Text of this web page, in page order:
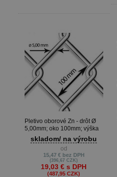
Pletivo oborové Zn - drôt Ø
5,00mm; oko 100mm; výška
200cm
skladom/ na výrobu
od
15,47 € bez DPH
(396,67 CZK)
19,03 € s DPH
(487,95 CZK)